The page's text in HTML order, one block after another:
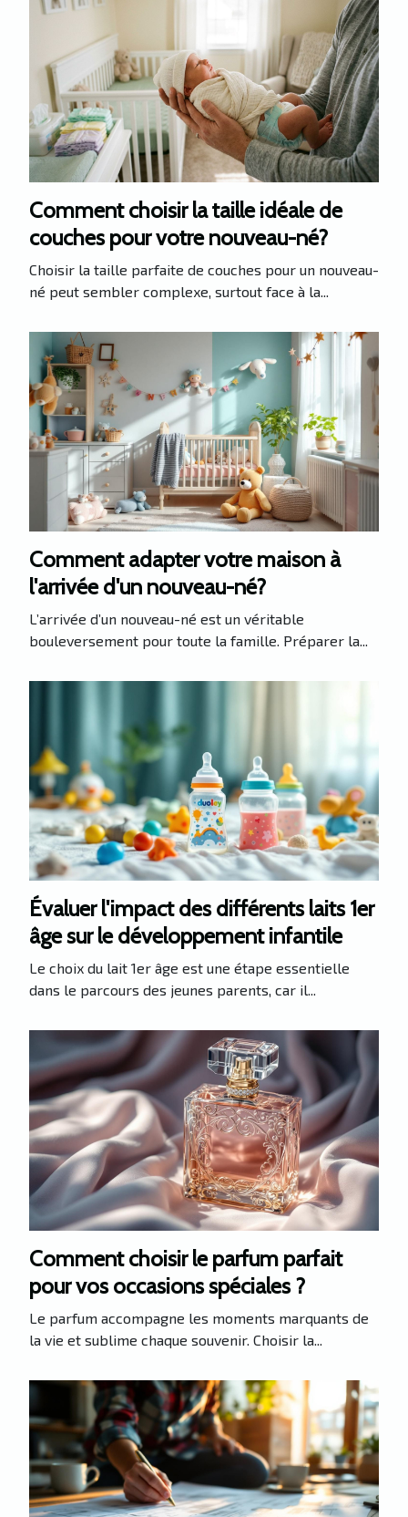
Comment choisir la taille idéale de
couches pour votre nouveau-né?
Choisir la taille parfaite de couches pour un nouveau-
né peut sembler complexe, surtout face à la...
Comment adapter votre maison à
l'arrivée d'un nouveau-né?
L’arrivée d’un nouveau-né est un véritable
bouleversement pour toute la famille. Préparer la...
Évaluer l'impact des différents laits 1er
âge sur le développement infantile
Le choix du lait 1er âge est une étape essentielle
dans le parcours des jeunes parents, car il...
Comment choisir le parfum parfait
pour vos occasions spéciales ?
Le parfum accompagne les moments marquants de
la vie et sublime chaque souvenir. Choisir la...